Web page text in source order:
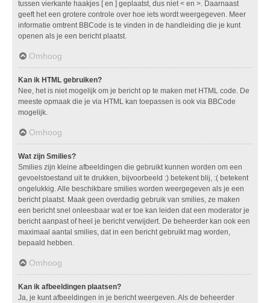
tussen vierkante haakjes [ en ] geplaatst, dus niet < en >. Daarnaast
geeft het een grotere controle over hoe iets wordt weergegeven. Meer
informatie omtrent BBCode is te vinden in de handleiding die je kunt
openen als je een bericht plaatst.
Omhoog
Kan ik HTML gebruiken?
Nee, het is niet mogelijk om je bericht op te maken met HTML code. De
meeste opmaak die je via HTML kan toepassen is ook via BBCode
mogelijk.
Omhoog
Wat zijn Smilies?
Smilies zijn kleine afbeeldingen die gebruikt kunnen worden om een
gevoelstoestand uit te drukken, bijvoorbeeld :) betekent blij, :( betekent
ongelukkig. Alle beschikbare smilies worden weergegeven als je een
bericht plaatst. Maak geen overdadig gebruik van smilies, ze maken
een bericht snel onleesbaar wat er toe kan leiden dat een moderator je
bericht aanpast of heel je bericht verwijdert. De beheerder kan ook een
maximaal aantal smilies, dat in een bericht gebruikt mag worden,
bepaald hebben.
Omhoog
Kan ik afbeeldingen plaatsen?
Ja, je kunt afbeeldingen in je bericht weergeven. Als de beheerder